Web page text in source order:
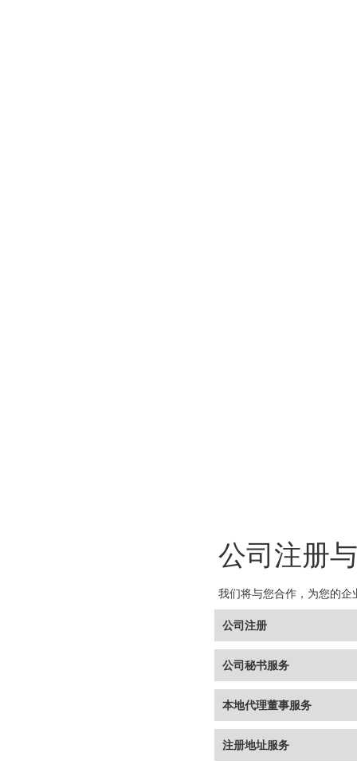
公司注册
我们将与您合作，为您的
公司注册
公司秘书服务
本地代理董事服务
注册地址服务